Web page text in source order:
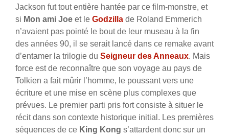
Jackson fut tout entière hantée par ce film-monstre, et
si Mon ami Joe et le Godzilla de Roland Emmerich
n’avaient pas pointé le bout de leur museau à la fin
des années 90, il se serait lancé dans ce remake avant
d’entamer la trilogie du Seigneur des Anneaux. Mais
force est de reconnaître que son voyage au pays de
Tolkien a fait mûrir l’homme, le poussant vers une
écriture et une mise en scène plus complexes que
prévues. Le premier parti pris fort consiste à situer le
récit dans son contexte historique initial. Les premières
séquences de ce King Kong s’attardent donc sur un